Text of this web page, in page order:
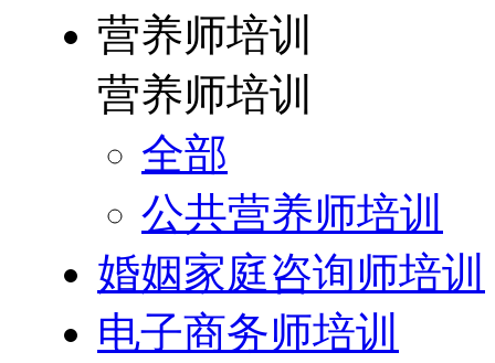
营养师培训
营养师培训
全部
公共营养师培训
婚姻家庭咨询师培训
电子商务师培训